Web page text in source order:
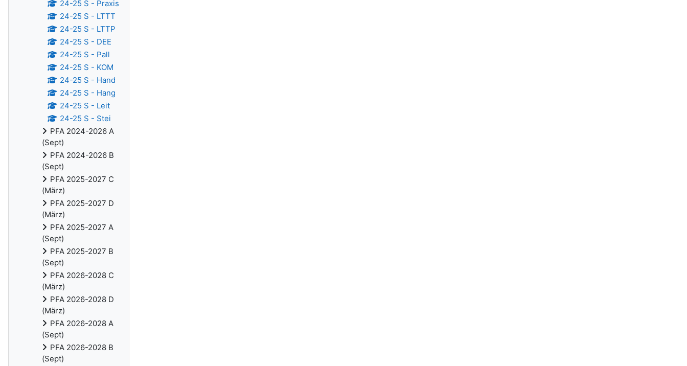
24-25 S - Praxis
24-25 S - LTTT
24-25 S - LTTP
24-25 S - DEE
24-25 S - Pall
24-25 S - KOM
24-25 S - Hand
24-25 S - Hang
24-25 S - Leit
24-25 S - Stei
PFA 2024-2026 A
(Sept)
PFA 2024-2026 B
(Sept)
PFA 2025-2027 C
(März)
PFA 2025-2027 D
(März)
PFA 2025-2027 A
(Sept)
PFA 2025-2027 B
(Sept)
PFA 2026-2028 C
(März)
PFA 2026-2028 D
(März)
PFA 2026-2028 A
(Sept)
PFA 2026-2028 B
(Sept)